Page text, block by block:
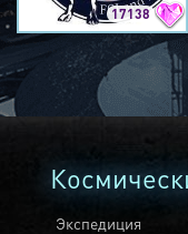
17138
Экспедиция